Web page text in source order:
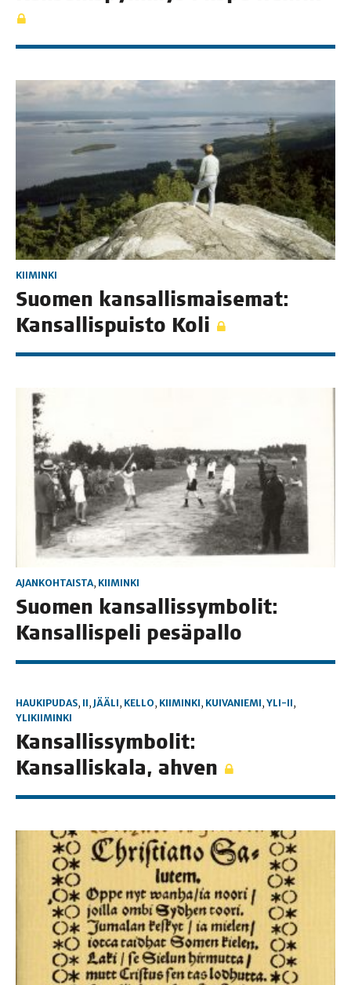
KIIMINKI
Suo­men kan­sal­lis­mai­se­mat:
Kan­sal­lis­puis­to Koli
AJANKOHTAISTA, KIIMINKI
Suo­men kan­sal­lis­sym­bo­lit:
Kan­sal­lis­pe­li pesäpallo
HAUKIPUDAS, II, JÄÄLI, KELLO, KIIMINKI, KUIVANIEMI, YLI-II,
YLIKIIMINKI
Kan­sal­lis­sym­bo­lit:
Kan­sal­lis­ka­la, ahven